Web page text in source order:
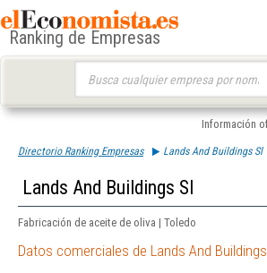
Ranking de Empresas
Información
Directorio Ranking Empresas Lands And Buildings Sl
Lands And Buildings Sl
Fabricación de aceite de oliva | Toledo
Datos comerciales de Lands And